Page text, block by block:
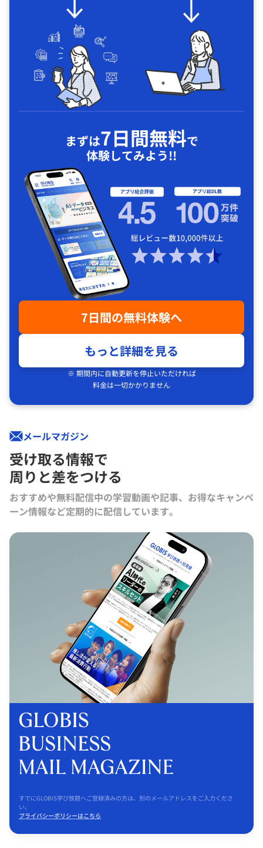
まずは7日間無料で
体験してみよう!!
7日間の無料体験へ
もっと詳細を見る
※ 期間内に自動更新を停止いただければ
料金は一切かかりません
メールマガジン
受け取る情報で
周りと差をつける
おすすめや無料配信中の学習動画や記事、お得なキャンペ
ーン情報など定期的に配信しています。
すでにGLOBIS学び放題へご登録済みの方は、別のメールアドレスをご入力くださ
い。
プライバシーポリシーはこちら